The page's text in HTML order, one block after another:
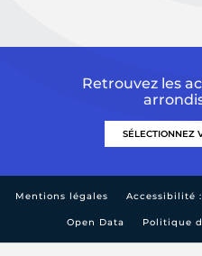
Retrouvez les
Mentions légales Accessibilité :
Open Data Politique